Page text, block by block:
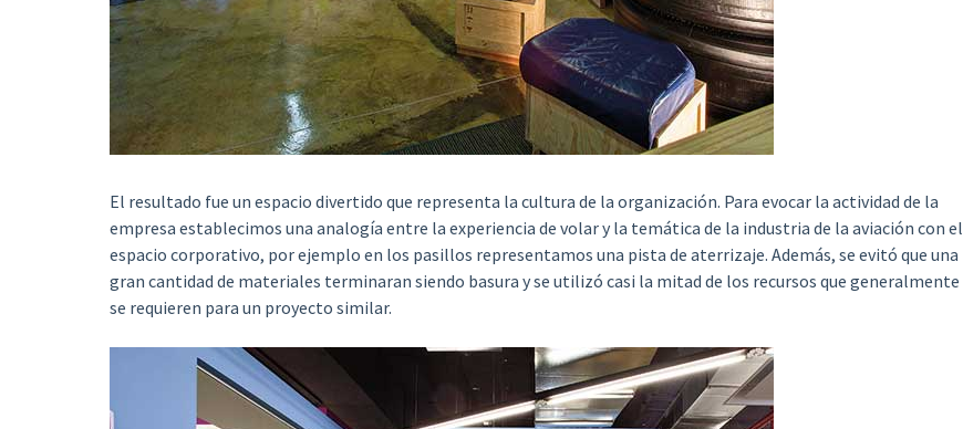
El resultado fue un espacio divertido que representa la cultura de la organización. Para evocar la actividad de la
empresa establecimos una analogía entre la experiencia de volar y la temática de la industria de la aviación con el
espacio corporativo, por ejemplo en los pasillos representamos una pista de aterrizaje. Además, se evitó que una
gran cantidad de materiales terminaran siendo basura y se utilizó casi la mitad de los recursos que generalmente
se requieren para un proyecto similar.